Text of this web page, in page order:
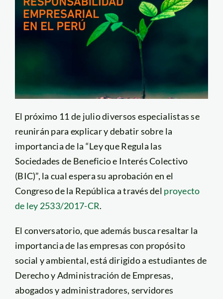
El próximo 11 de julio diversos especialistas se
reunirán para explicar y debatir sobre la
importancia de la “Ley que Regula las
Sociedades de Beneficio e Interés Colectivo
(BIC)”, la cual espera su aprobación en el
Congreso de la República a través del proyecto
de ley 2533/2017-CR.
El conversatorio, que además busca resaltar la
importancia de las empresas con propósito
social y ambiental, está dirigido a estudiantes de
Derecho y Administración de Empresas,
abogados y administradores, servidores